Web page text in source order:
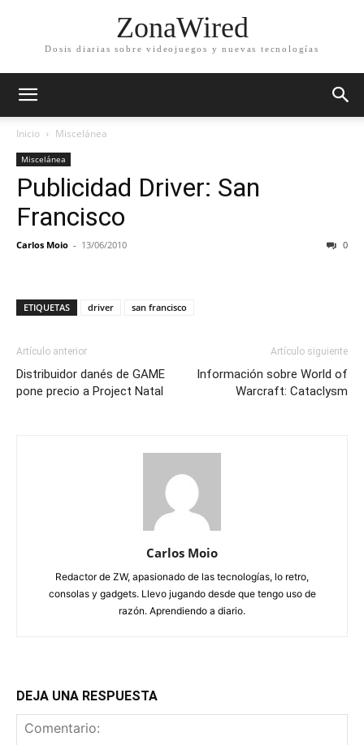
ZonaWired
Dosis diarias sobre videojuegos y nuevas tecnologías
Inicio Miscelánea
Miscelánea
Publicidad Driver: San
Francisco
Carlos Moio - 13/06/2010 0
ETIQUETAS driver san francisco
Artículo anterior
Distribuidor danés de GAME
pone precio a Project Natal
Artículo siguiente
Información sobre World of
Warcraft: Cataclysm
Carlos Moio
Redactor de ZW, apasionado de las tecnologías, lo retro,
consolas y gadgets. Llevo jugando desde que tengo uso de
razón. Aprendiendo a diario.
DEJA UNA RESPUESTA